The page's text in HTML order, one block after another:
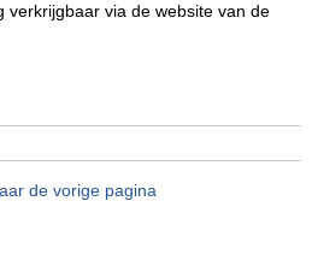
verkrijgbaar via de website van de
de vorige pagina